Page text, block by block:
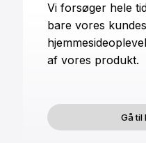
Vi forsøger hele
bare vores
af vores produkt.
Gå til